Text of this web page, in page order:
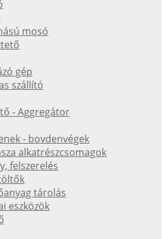
mosó
gép
szállító
- Aggregátor
- bovdenvégek
alkatrészcsomagok
felszerelés
tárolás
eszközök